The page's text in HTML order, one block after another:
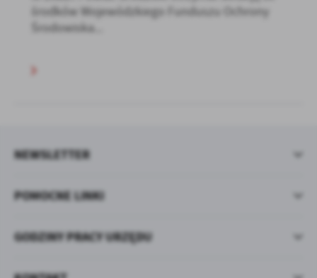
środków Wojewódzkiego Funduszu Ochrony
Środowiska...
POMOCNE LINKI
NEWSLETTER
GODZINY PRACY URZĘDU